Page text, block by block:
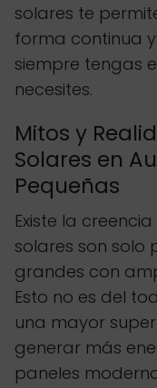
solares te
forma continua
siempre tengas
necesites.
Mitos y
Solares en
Pequeñas
Existe la
solares son
grandes con
Esto no es del
una mayor
generar más
paneles